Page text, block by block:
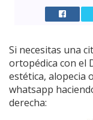
Si necesitas una
ortopédica con el
estética, alopecia
whatsapp
derecha: